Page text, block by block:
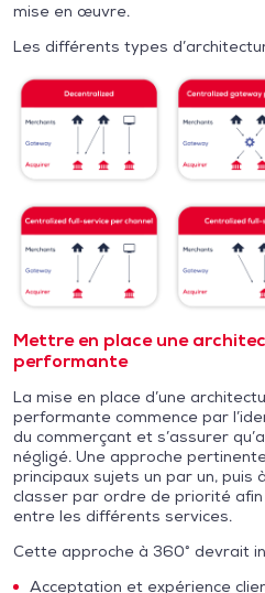
mise en œuvre.
Les différents types
Mettre en place une
performante
La mise en place d’une
performante commence par
du commerçant et s’assurer
négligé. Une approche
principaux sujets un par un, puis
classer par ordre de priorité afin
entre les différents services.
Cette approche à 360° devrait
Acceptation et expérience